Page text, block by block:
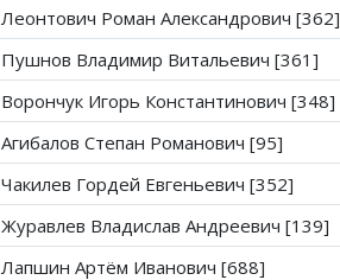
Леонтович Роман Александрович [362]
Пушнов Владимир Витальевич [361]
Ворончук Игорь Константинович [348]
Агибалов Степан Романович [95]
Чакилев Гордей Евгеньевич [352]
Журавлев Владислав Андреевич [139]
Лапшин Артём Иванович [688]